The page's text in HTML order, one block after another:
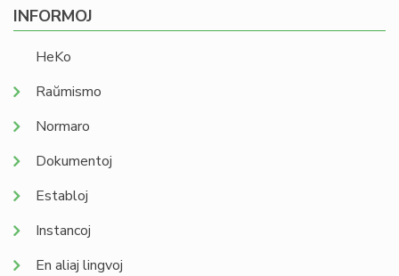
INFORMOJ
HeKo
Raŭmismo
Normaro
Dokumentoj
Establoj
Instancoj
En aliaj lingvoj